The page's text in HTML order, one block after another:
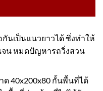
นเป็นแนวยาวได้ ซึ่งทำให้
จน หมดปัญหารถวิ่งสวน
ด 40x200x80 กั้นพื้นที่ได้